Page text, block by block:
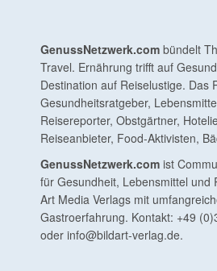
GenussNetzwerk.com bündelt
Travel. Ernährung trifft auf
Destination auf Reiselustige. Das
Gesundheitsratgeber,
Reisereporter, Obstgärtner,
Reiseanbieter, Food-Aktivisten,
GenussNetzwerk.com ist
für Gesundheit, Lebensmittel und
Art Media Verlags mit
Gastroerfahrung. Kontakt: +49
oder info@bildart-verlag.de.